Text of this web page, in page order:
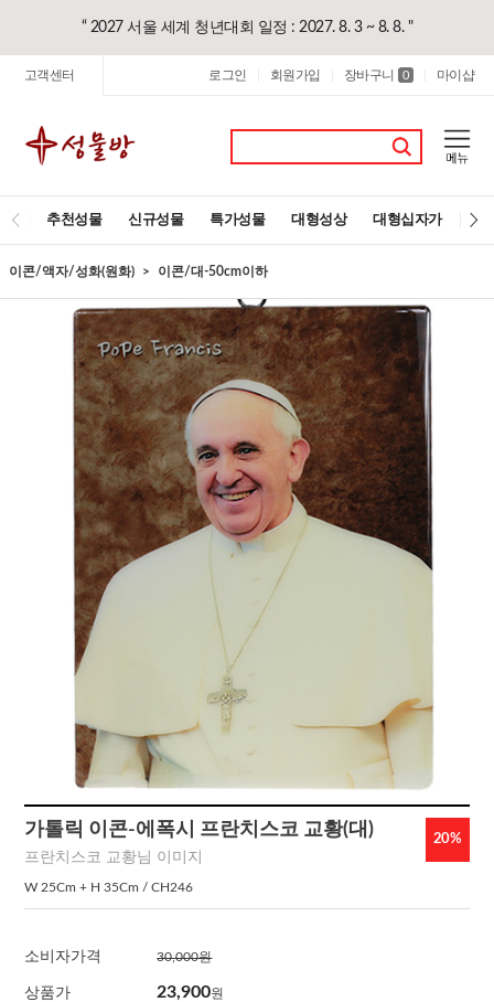
“ 2027 서울 세계 청년대회 일정 : 2027. 8. 3 ~ 8. 8. "
고객센터 로그인 회원가입 장바구니 0 마이샵
추천성물 신규성물 특가성물 대형성상 대형십자가 레
이콘/액자/성화(원화) 이콘/대-50cm이하
가톨릭 이콘-에폭시 프란치스코 교황(대)
프란치스코 교황님 이미지
W 25Cm + H 35Cm / CH246
20%
소비자가격 30,000원
상품가 23,900원